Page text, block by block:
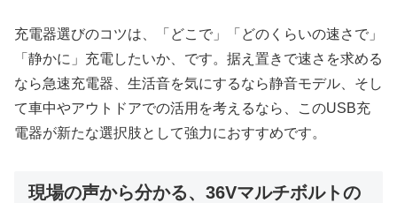
充電器選びのコツは、「どこで」「どのくらいの速さで」
「静かに」充電したいか、です。据え置きで速さを求める
なら急速充電器、生活音を気にするなら静音モデル、そし
て車中やアウトドアでの活用を考えるなら、このUSB充
電器が新たな選択肢として強力におすすめです。
現場の声から分かる、36Vマルチボルトの